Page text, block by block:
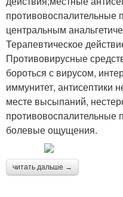
противовоспалительные
центральным
Терапевтическое
Противовирусные
бороться с вирусом,
иммунитет, антисептики
месте высыпаний,
болевые ощущения.
читать дальше →